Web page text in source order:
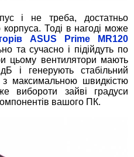
і не треба, достатньо
корпуса. Тоді в нагоді може
ASUS Prime MR120
та сучасно і підійдуть по
цьому вентилятори мають
і генерують стабільний
максимальною швидкістю
вибороти зайві градуси
вашого ПК.